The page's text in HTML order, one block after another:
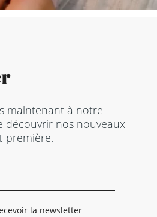
maintenant à notre
découvrir nos nouveaux
première.
la newsletter